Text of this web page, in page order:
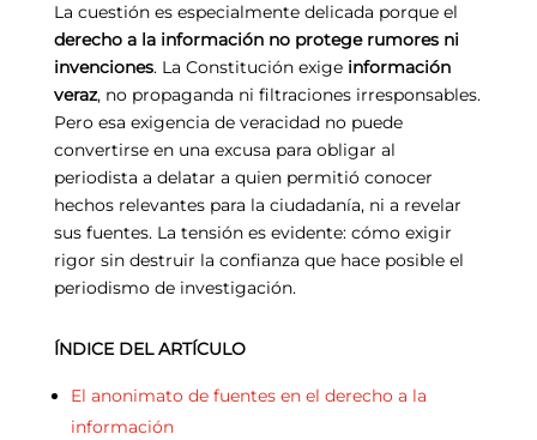
La cuestión es especialmente delicada porque el
derecho a la información no protege rumores ni
invenciones. La Constitución exige información
veraz, no propaganda ni filtraciones irresponsables.
Pero esa exigencia de veracidad no puede
convertirse en una excusa para obligar al
periodista a delatar a quien permitió conocer
hechos relevantes para la ciudadanía, ni a revelar
sus fuentes. La tensión es evidente: cómo exigir
rigor sin destruir la confianza que hace posible el
periodismo de investigación.
ÍNDICE DEL ARTÍCULO
El anonimato de fuentes en el derecho a la
información